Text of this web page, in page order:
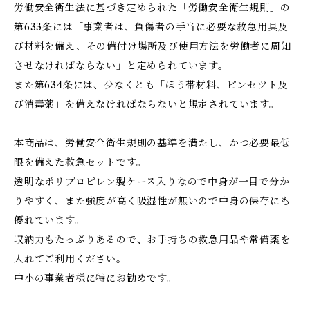
労働安全衛生法に基づき定められた「労働安全衛生規則」の
第633条には「事業者は、負傷者の手当に必要な救急用具及
び材料を備え、その備付け場所及び使用方法を労働者に周知
させなければならない」と定められています。
また第634条には、少なくとも「ほう帯材料、ピンセツト及
び消毒薬」を備えなければならないと規定されています。
本商品は、労働安全衛生規則の基準を満たし、かつ必要最低
限を備えた救急セットです。
透明なポリプロピレン製ケース入りなので中身が一目で分か
りやすく、また強度が高く吸湿性が無いので中身の保存にも
優れています。
収納力もたっぷりあるので、お手持ちの救急用品や常備薬を
入れてご利用ください。
中小の事業者様に特にお勧めです。